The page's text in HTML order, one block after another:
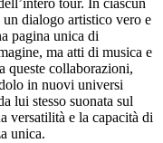
tour. In ciascun
dialogo artistico vero e
pagina unica di
ma atti di musica e
queste collaborazioni,
in nuovi universi
lui stesso suonata sul
versatilità e la capacità di
unica.